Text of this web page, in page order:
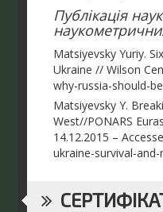
Публікація
Matsiyevsky Yuriy.
Ukraine // Wilson
why-russia-should-
Matsiyevsky Y.
West//PONARS
14.12.2015 –
ukraine-survival-